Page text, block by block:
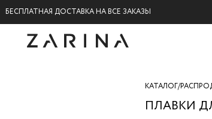
БЕСПЛАТНАЯ ДОСТАВКА НА ВСЕ ЗАКАЗЫ
КАТАЛОГ/
ПЛАВКИ